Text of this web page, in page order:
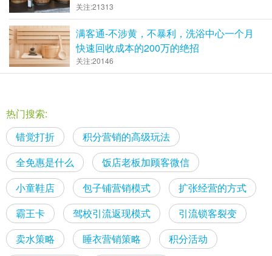
关注:21313
满客通-不涉黄，不暴利，洗浴中心一个月
快速回收成本的200万的绝招
关注:20146
热门搜索:
错觉打折
积分营销的高级玩法
全免惠是什么
饭店老板加顾客微信
小童鞋店
包子铺营销模式
扩张经营的方式
霸王卡
驾校引流返现模式
引流锁客裂变
卖水策略
睡衣营销策略
积分活动